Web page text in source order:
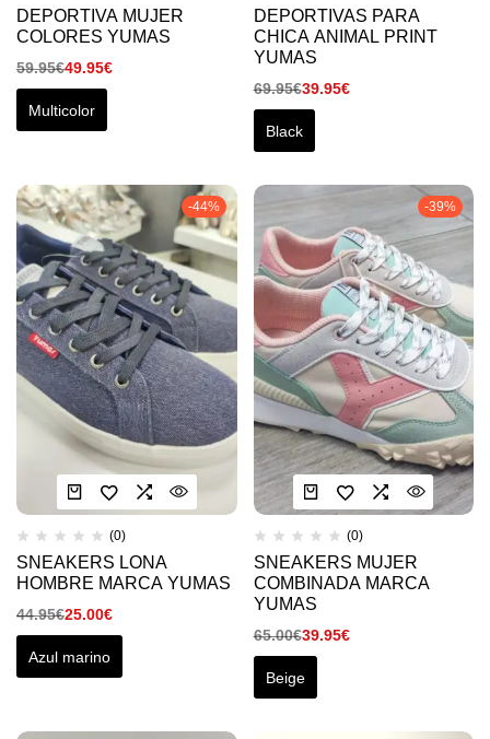
DEPORTIVA MUJER
COLORES YUMAS
59.95€49.95€
Multicolor
DEPORTIVAS PARA
CHICA ANIMAL PRINT
YUMAS
69.95€39.95€
Black
-44%
(0)
SNEAKERS LONA
HOMBRE MARCA YUMAS
44.95€25.00€
Azul marino
-39%
(0)
SNEAKERS MUJER
COMBINADA MARCA
YUMAS
65.00€39.95€
Beige